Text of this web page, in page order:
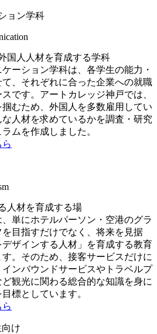
ョン学科
国人人材を育成する学科
ーション学科は、各学生の能力・
、それぞれに合った企業への就職
です。アートカレッジ神戸では、
むため、外国人を多数雇用してい
な人材を求めているかを調査・研究
ムを作成しました。
人材を育成する場
単にホテルパーソン・空港のグラ
を目指すだけでなく、将来を見据
デザインする人材」を育成する教育
す。そのため、接客サービスだけに
インバウンドサービスやトラベルプ
観光に関わる総合的な知識を身に
標としています。
け